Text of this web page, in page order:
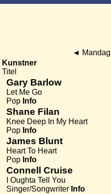
◄
Kunstner
Titel
Gary Barlow
Let Me Go
Pop Info
Shane Filan
Knee Deep In My Heart
Pop Info
James Blunt
Heart To Heart
Pop Info
Connell Cruise
I Oughta Tell You
Singer/Songwriter Info